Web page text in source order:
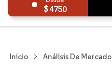
4750
Inicio Análisis De Mercado